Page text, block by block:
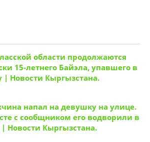
области продолжаются
15-летнего Байэла, упавшего в
| Новости Кыргызстана.
напал на девушку на улице.
с сообщником его водворили в
Новости Кыргызстана.